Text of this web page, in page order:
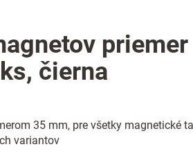
čierna
35 mm, pre všetky magnetické
variantov